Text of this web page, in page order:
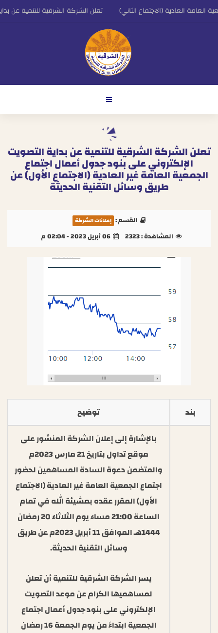
العادية (الاجتماع الثاني)
تعلن الشركة الشرقية للتنمية عن
للشركة الشرقية للتنمية
اعلان الشركة الشرقية للتنمية عن النتائج
تعلن الشركة الشرقية للتنمية عن بداية التصويت
الإلكتروني على بنود جدول أعمال اجتماع
الجمعية العامة غير العادية (الاجتماع الأول) عن
طريق وسائل التقنية الحديثة
القسم : إعلانات الشركة
المشاهدة :2323 06 أبريل 2023 - 02:04 م
بند توضيح
بالإشارة إلى إعلان الشركة المنشور على
موقع تداول بتاريخ 21 مارس 2023م
والمتضمن دعوة السادة المساهمين لحضور
اجتماع الجمعية العامة غير العادية (الاجتماع
الأول) المقرر عقده بمشيئة الله في تمام
الساعة 21:00 مساء يوم الثلاثاء 20 رمضان
1444هـ الموافق 11 أبريل 2023م عن طريق
وسائل التقنية الحديثة.
يسر الشركة الشرقية للتنمية أن تعلن
لمساهميها الكرام عن موعد التصويت
الإلكتروني على بنود جدول أعمال اجتماع
الجمعية ابتداءً من يوم الجمعة 16 رمضان